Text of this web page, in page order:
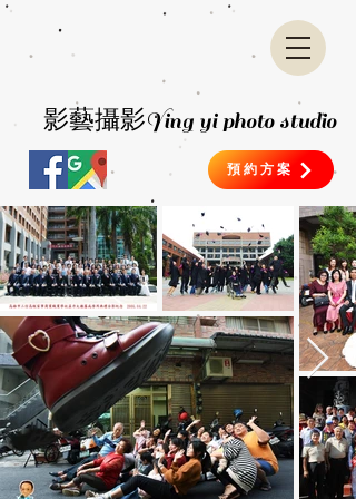
預約方案
​影藝攝影Ying yi photo studio